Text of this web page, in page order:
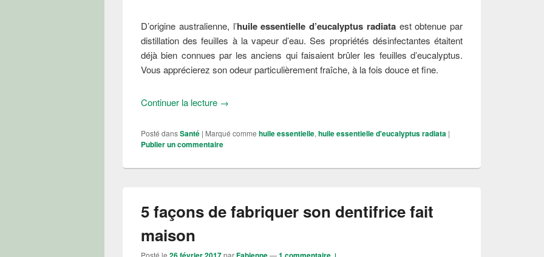
D’origine australienne, l’huile essentielle d’eucalyptus radiataest obtenue par
distillation des feuilles à la vapeur d’eau. Ses propriétés désinfectantes étaitent
déjà bien connues par les anciens qui faisaient brûler les feuilles d’eucalyptus.
Vous apprécierez son odeur particulièrement fraîche, à la fois douce et fine.
Continuer la lecture Quels sont les bienfaits de l’huile essentielle d’eucalyptus radié ?
→
Posté dansSanté | Marqué comme huile essentielle, huile essentielle d'eucalyptus radiata |
Publier un commentaire
5 façons de fabriquer son dentifrice fait
maison
Posté le par —